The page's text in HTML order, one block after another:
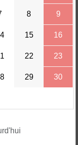
8 9
15 16
22 23
29 30